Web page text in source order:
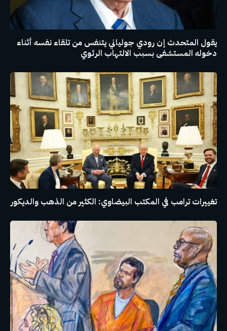
يقول المتحدث إن رودي جولياني يتنفس من تلقاء نفسه أثناء
دخوله المستشفى بسبب الالتهاب الرئوي
تغييرات ترامب في المكتب البيضاوي: الكثير من الذهب والديكور